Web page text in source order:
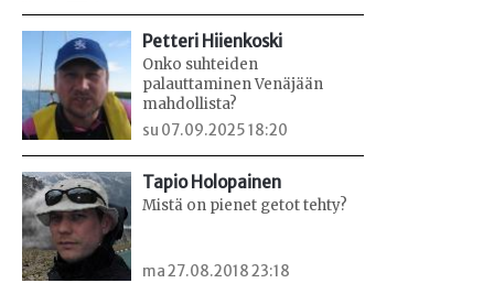
Petteri Hiienkoski
Onko suhteiden
palauttaminen Venäjään
mahdollista?
su 07.09.2025 18:20
Tapio Holopainen
Mistä on pienet getot tehty?
ma 27.08.2018 23:18